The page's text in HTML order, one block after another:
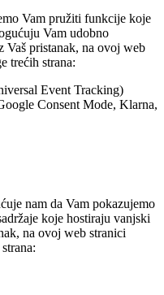
Vam pružiti funkcije koje
Vam udobno
Vaš pristanak, na ovoj web
trećih strana:
Event Tracking)
Consent Mode, Klarna,
nam da Vam pokazujemo
koje hostiraju vanjski
na ovoj web stranici